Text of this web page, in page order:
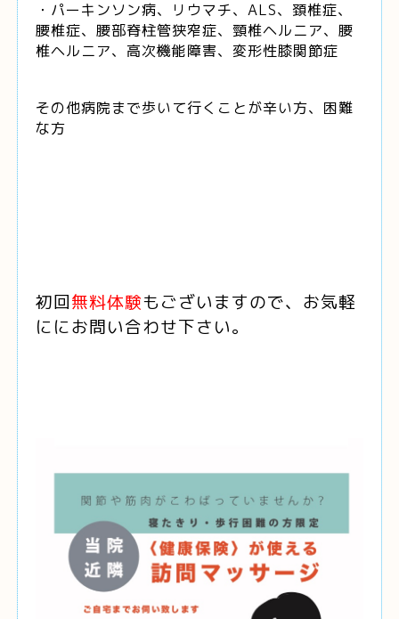
・パーキンソン病、リウマチ、ALS、頚椎症、
腰椎症、腰部脊柱管狭窄症、頸椎ヘルニア、腰
椎ヘルニア、高次機能障害、変形性膝関節症
その他病院まで歩いて行くことが辛い方、困難
な方
初回無料体験もございますので、お気軽
ににお問い合わせ下さい。